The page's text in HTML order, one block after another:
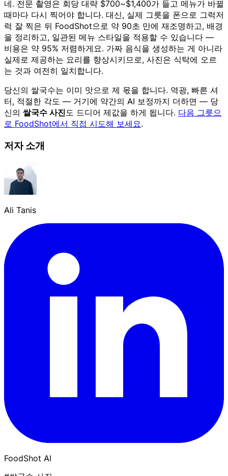
네. 전문 촬영은 회당 대략 $700~$1,400가 들고 메뉴가 바뀔
때마다 다시 찍어야 합니다. 대신, 실제 그릇을 폰으로 그럭저
럭 잘 찍은 뒤 FoodShot으로 약 90초 만에 재조명하고, 배경
을 정리하고, 일관된 메뉴 스타일을 적용할 수 있습니다 —
비용은 약 95% 저렴하게요. 가짜 음식을 생성하는 게 아니라
실제로 제공하는 요리를 향상시키므로, 사진은 식탁에 오르
는 것과 여전히 일치합니다.
당신의 쌀국수는 이미 맛으로 제 몫을 합니다. 역광, 빠른 셔
터, 적절한 각도 — 거기에 약간의 AI 보정까지 더하면 — 당
신의 쌀국수 사진도 드디어 제값을 하게 됩니다. 다음 그릇으
로 FoodShot에서 직접 시도해 보세요.
저자 소개
Ali Tanis
FoodShot AI